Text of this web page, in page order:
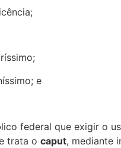
e
federal que exigir o
trata o caput, mediante